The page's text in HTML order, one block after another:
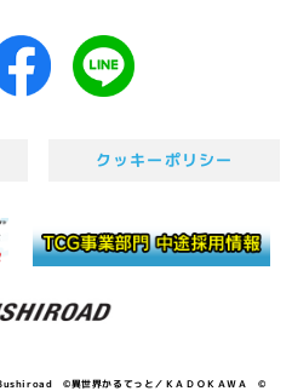
クッキーポリシー
©異世界かるてっと／ＫＡＤＯＫＡＷＡ ©